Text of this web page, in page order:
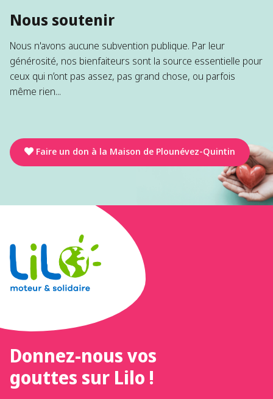
Nous soutenir
Nous n'avons aucune subvention publique. Par leur
générosité, nos bienfaiteurs sont la source essentielle pour
ceux qui n’ont pas assez, pas grand chose, ou parfois
même rien...
Faire un don à la Maison de Plounévez-Quintin
Donnez-nous vos
gouttes sur Lilo !